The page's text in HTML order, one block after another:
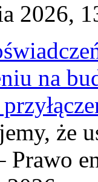
2026,
na
że
Prawo